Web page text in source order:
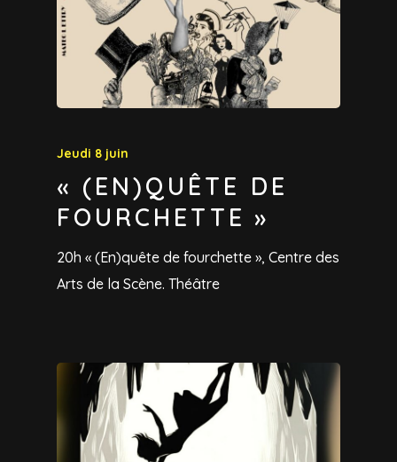
Jeudi 8 juin
« (EN)QUÊTE DE
FOURCHETTE »
20h « (En)quête de fourchette », Centre des
Arts de la Scène. Théâtre